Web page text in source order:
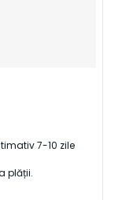
7-10 zile
plății.